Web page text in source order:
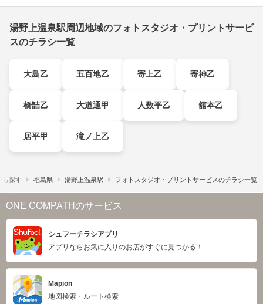
湯野上温泉駅周辺地域のフォトスタジオ・プリントサービ
スのチラシ一覧
大島乙 五百地乙 寄上乙 寄神乙
橋詰乙 大道通甲 人数平乙 舘本乙
居平甲 滝ノ上乙
ら探す 福島県 湯野上温泉駅 フォトスタジオ・プリントサービスのチラシ一覧
ONE COMPATHのサービス
シュフーチラシアプリ
アプリならお気に入りのお店がすぐに見つかる！
Mapion
地図検索・ルート検索